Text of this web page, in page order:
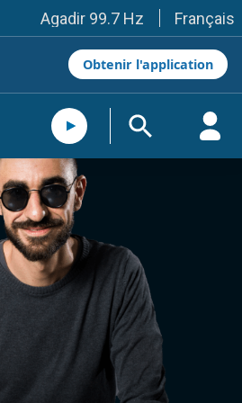
Agadir 99.7 Hz
Tanger 103.3 Hz
Tétouan 87.8 Hz
Fès 98.8 Hz
Meknès 97.2 Hz
El Jadida 97.3
Settat 104,6
Essaouira 96.6
Safi 92.3
Taza 103.0
Taounate 95.6
Tiznit 103.1
SkhourRhamna 92.2
Taroudant 104.9
Guelmim 91.9
Tan-Tan 95.2
Tafraout 104.9
Casablanca 92.5 Hz
Rabat, Salé 106.9 Hz
Marrakech 90.5 Hz
Français
Obtenir l'application